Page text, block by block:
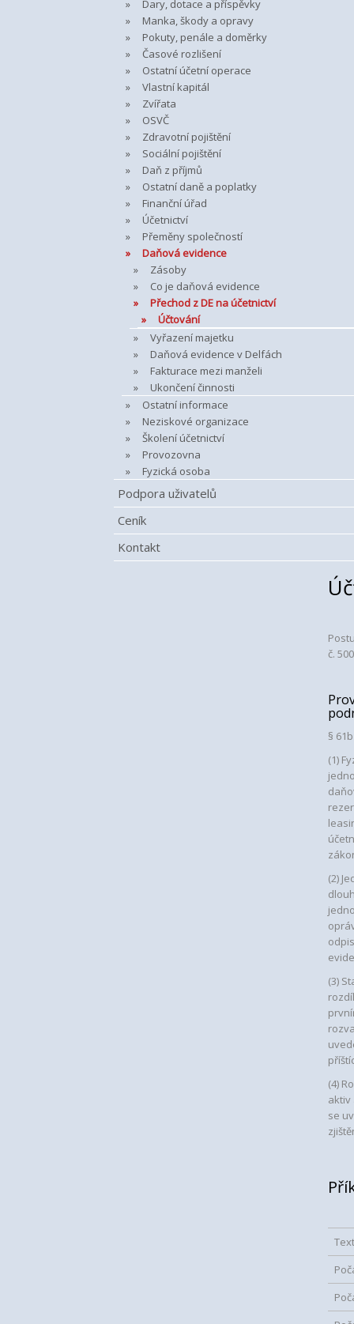
Dary, dotace a příspěvky
Manka, škody a opravy
Pokuty, penále a doměrky
Časové rozlišení
Ostatní účetní operace
Vlastní kapitál
Zvířata
OSVČ
Zdravotní pojištění
Sociální pojištění
Daň z příjmů
Ostatní daně a poplatky
Finanční úřad
Účetnictví
Přeměny společností
Daňová evidence
Zásoby
Co je daňová evidence
Přechod z DE na účetnictví
Účtování
Vyřazení majetku
Daňová evidence v Delfách
Fakturace mezi manželi
Ukončení činnosti
Ostatní informace
Neziskové organizace
Školení účetnictví
Provozovna
Fyzická osoba
Podpora uživatelů
Ceník
Kontakt
č.
§
(1)
(2)
(3)
(4)
aktiv
se
Text